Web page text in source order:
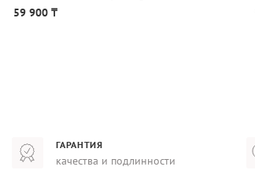
59 900 ₸
ГАРАНТИЯ
качества и подлинности